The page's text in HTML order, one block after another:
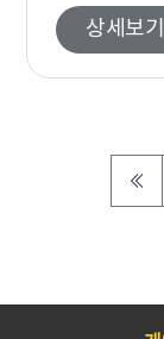
상세보기